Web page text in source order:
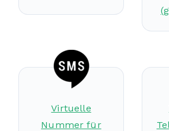
Virtuelle
Nummer für